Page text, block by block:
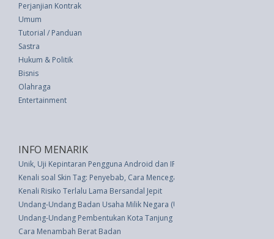
Perjanjian Kontrak
Umum
Tutorial / Panduan
Sastra
Hukum & Politik
Bisnis
Olahraga
Entertainment
INFO MENARIK
Unik, Uji Kepintaran Pengguna Android dan IPhone
Kenali soal Skin Tag: Penyebab, Cara Mencegah dan Mengobati
Kenali Risiko Terlalu Lama Bersandal Jepit
Undang-Undang Badan Usaha Milik Negara (UU 19 thn 2003)
Undang-Undang Pembentukan Kota Tanjung Pinang (UU 5 thn 2001)
Cara Menambah Berat Badan